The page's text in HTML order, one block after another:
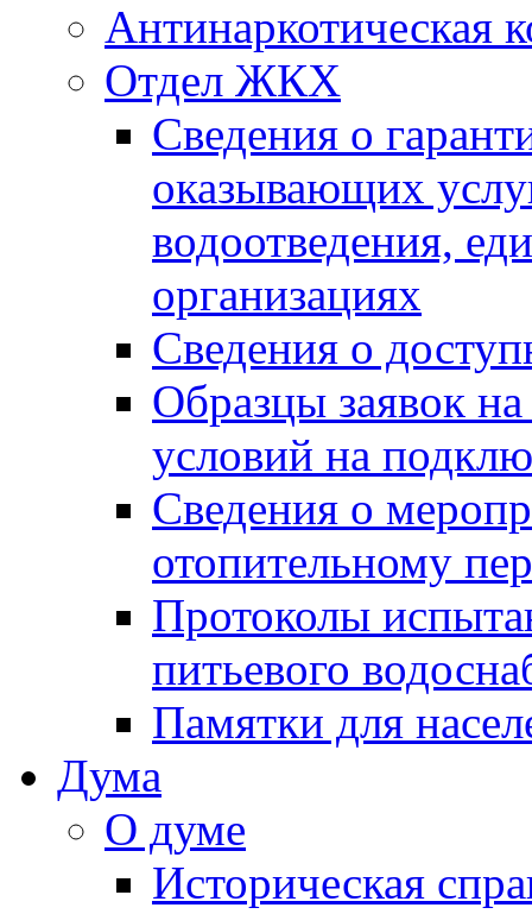
Антинаркотическая
Отдел ЖКХ
Сведения о
оказывающих
водоотведения,
организациях
Сведения о
Образцы заявок
условий на
Сведения о
отопительному
Протоколы
питьевого
Памятки для
Дума
О думе
Историческая